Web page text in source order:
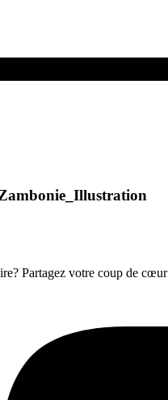
Partagez votre coup de cœur